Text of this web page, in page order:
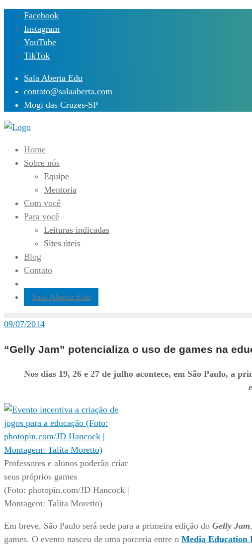
Skip
content
Facebook
Instagram
YouTube
TikTok
Sala Aberta Edu
contato@salaaberta.com
Mogi das Cruzes-SP
Home
Sobre nós
Equipe
Mentoria
Com você
Para você
Leituras indicadas
Sites úteis
Blog
Contato
Sala Aberta Edu
09/07/2014
“Gelly Jam” potencializa o uso de games na
Nos dias 19, 26 e 27 de julho acontece, em São Paulo, a
Professores e alunos poderão criar
seus próprios games
(Foto: photopin.com/JD Hancock |
Montagem: Talita Moretto)
Em breve, São Paulo será sede para a primeira edição do Gelly Jam
games. O evento nasceu de uma parceria entre o Media Education